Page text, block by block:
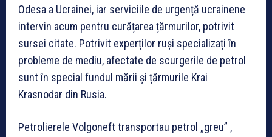
Odesa a Ucrainei, iar serviciile de urgență ucrainene
intervin acum pentru curățarea țărmurilor, potrivit
sursei citate. Potrivit experților ruși specializați în
probleme de mediu, afectate de scurgerile de petrol
sunt în special fundul mării și țărmurile Krai
Krasnodar din Rusia.
Petrolierele Volgoneft transportau petrol „greu” ,